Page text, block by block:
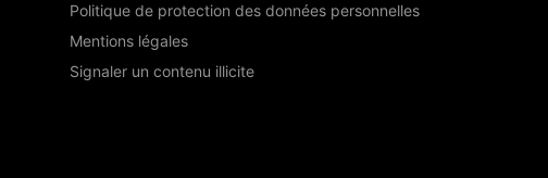
Politique de protection des données personnelles
Mentions légales
Signaler un contenu illicite